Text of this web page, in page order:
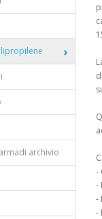
archivio
-
-
-
-